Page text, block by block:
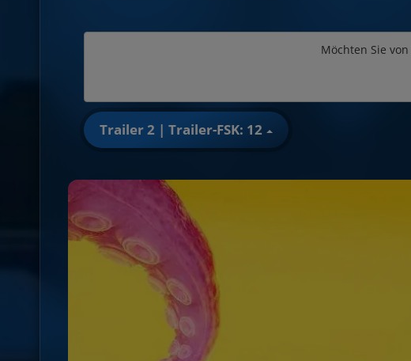
Möchten Sie von
Trailer 2 | Trailer-FSK: 12